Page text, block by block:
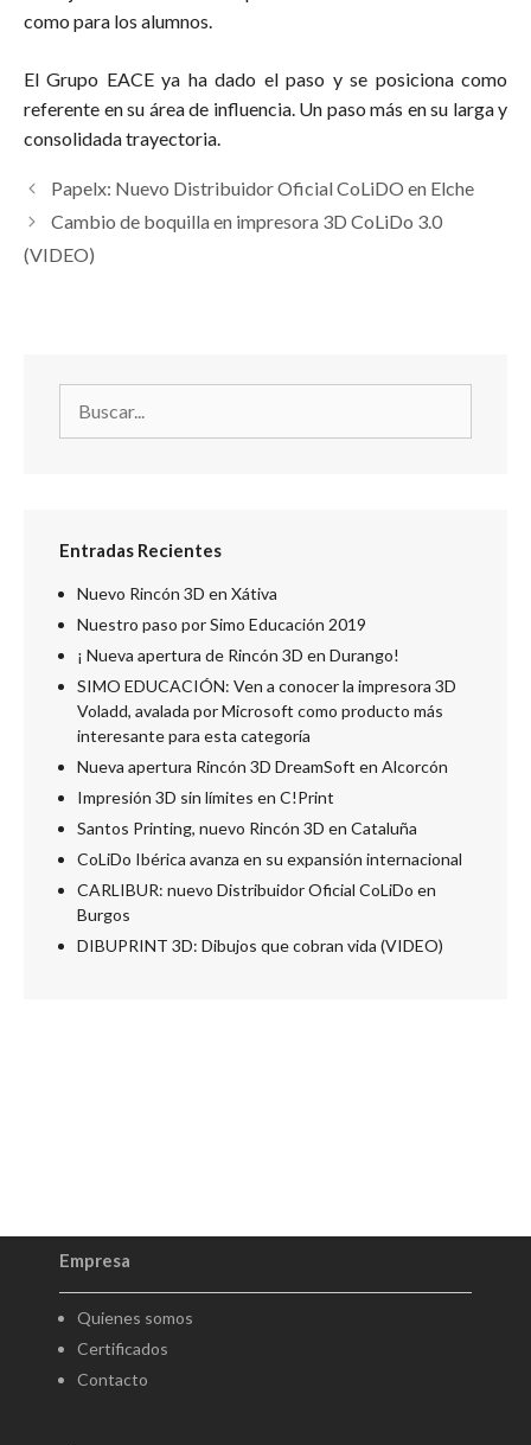
como para los alumnos.
El Grupo EACE ya ha dado el paso y se posiciona como
referente en su área de influencia. Un paso más en su larga y
consolidada trayectoria.
Papelx: Nuevo Distribuidor Oficial CoLiDO en Elche
Cambio de boquilla en impresora 3D CoLiDo 3.0
(VIDEO)
Entradas Recientes
Nuevo Rincón 3D en Xátiva
Nuestro paso por Simo Educación 2019
¡ Nueva apertura de Rincón 3D en Durango!
SIMO EDUCACIÓN: Ven a conocer la impresora 3D
Voladd, avalada por Microsoft como producto más
interesante para esta categoría
Nueva apertura Rincón 3D DreamSoft en Alcorcón
Impresión 3D sin límites en C!Print
Santos Printing, nuevo Rincón 3D en Cataluña
CoLiDo Ibérica avanza en su expansión internacional
CARLIBUR: nuevo Distribuidor Oficial CoLiDo en
Burgos
DIBUPRINT 3D: Dibujos que cobran vida (VIDEO)
Empresa
Quienes somos
Certificados
Contacto